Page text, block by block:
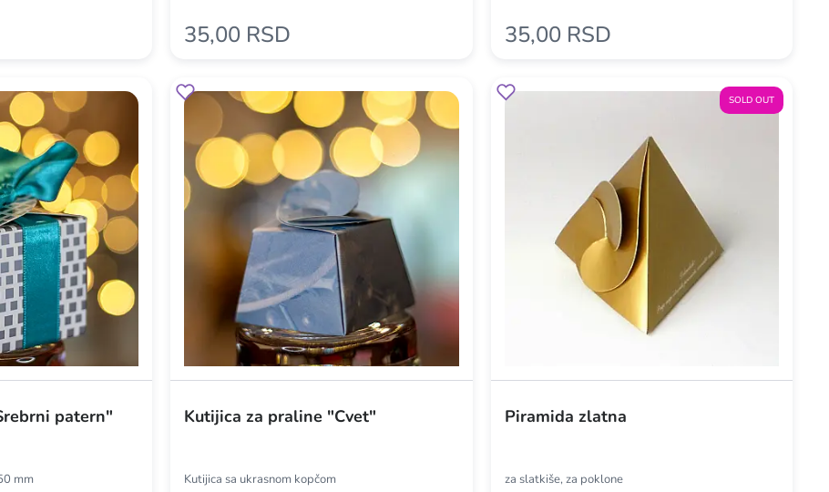
35,00 RSD 35,00 RSD
patern"
mm
Kutijica za praline "Cvet"
Kutijica sa ukrasnom kopčom
SOLD OUT
Piramida zlatna
za slatkiše, za poklone